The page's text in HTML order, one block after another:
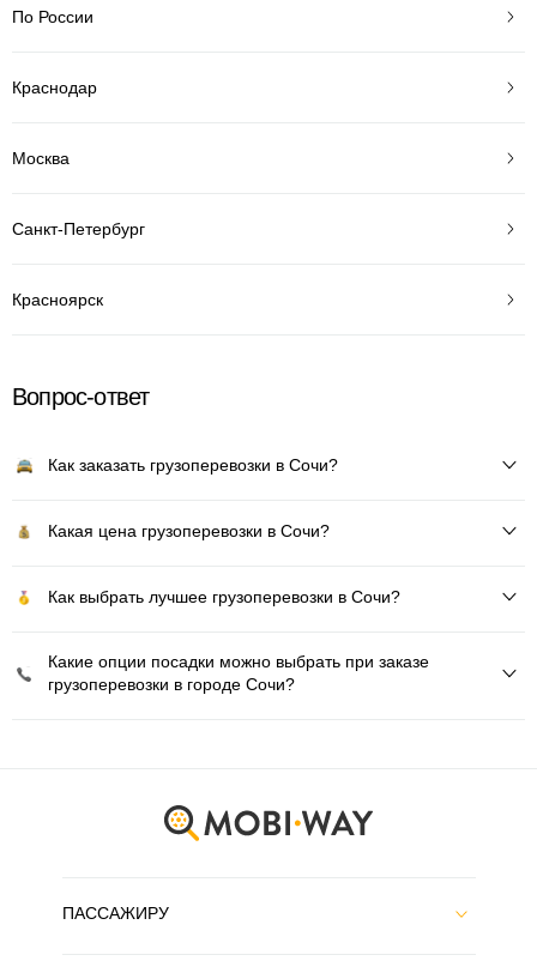
По России
Краснодар
Москва
Санкт-Петербург
Красноярск
Вопрос-ответ
Как заказать грузоперевозки в Сочи?
Какая цена грузоперевозки в Сочи?
Как выбрать лучшее грузоперевозки в Сочи?
Какие опции посадки можно выбрать при заказе
грузоперевозки в городе Сочи?
ПАССАЖИРУ